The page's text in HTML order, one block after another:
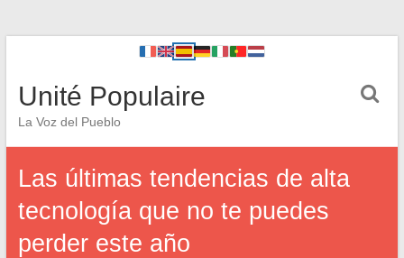
Unité Populaire
La Voz del Pueblo
Las últimas tendencias de alta
tecnología que no te puedes
perder este año